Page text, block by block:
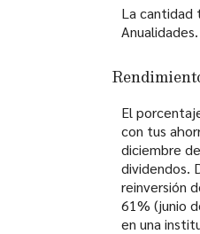
La cantidad
Anualidades.
El
con tus
diciembre
dividendos.
reinversión
61% (junio
en una